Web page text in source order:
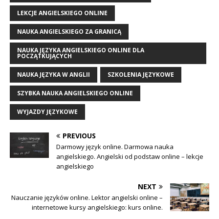
LEKCJE ANGIELSKIEGO ONLINE
NAUKA ANGIELSKIEGO ZA GRANICĄ
NAUKA JĘZYKA ANGIELSKIEGO ONLINE DLA
POCZĄTKUJĄCYCH
NAUKA JĘZYKA W ANGLII SZKOLENIA JĘZYKOWE
SZYBKA NAUKA ANGIELSKIEGO ONLINE
WYJAZDY JĘZYKOWE
PREVIOUS
Darmowy język online. Darmowa nauka
angielskiego. Angielski od podstaw online – lekcje
angielskiego
NEXT
Nauczanie języków online. Lektor angielski online –
internetowe kursy angielskiego: kurs online.